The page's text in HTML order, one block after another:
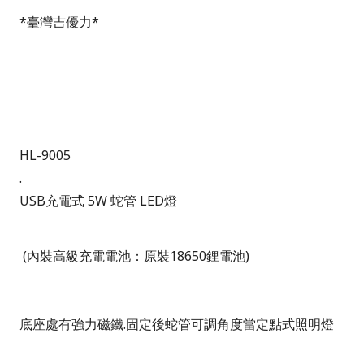
*臺灣吉優力*
HL-9005
.
USB充電式 5W 蛇管 LED燈
(內裝高級充電電池：原裝18650鋰電池)
底座處有強力磁鐵.固定後蛇管可調角度當定點式照明燈